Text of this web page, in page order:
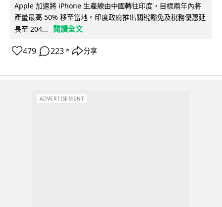
Apple 加速將 iPhone 生產線由中國轉往印度，目標兩年內將
產量最高 50% 移至當地。印度政府推出關稅豁免及稅務優惠延
長至 204...
閱讀全文
479 223 ↗ 分享
ADVERTISEMENT